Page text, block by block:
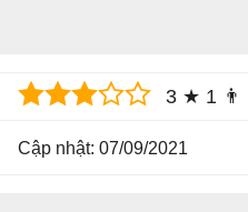
3 ★ 1 👨
Cập nhật: 07/09/2021